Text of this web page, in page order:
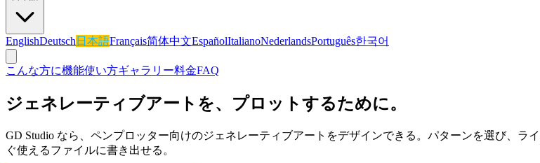
EnglishDeutsch 日本語Français简体中文EspañolItalianoNederlandsPortuguês한국어
こんな方に機能使い方ギャラリー料金FAQ
ジェネレーティブアートを、プロットするために。
GD Studio なら、ペンプロッター向けのジェネレーティブアートをデザインできる。パターンを選び、
ぐ使えるファイルに書き出せる。